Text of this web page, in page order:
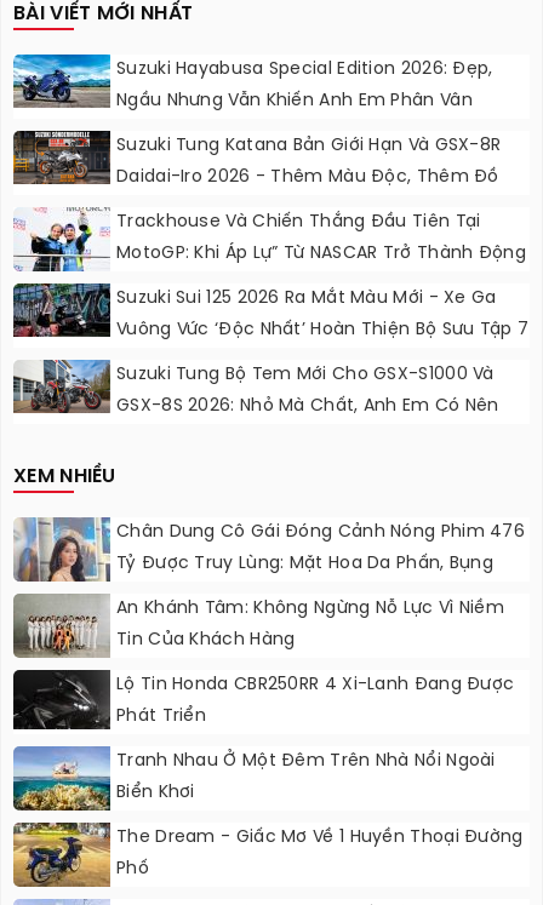
BÀI VIẾT MỚI NHẤT
Suzuki Hayabusa Special Edition 2026: Đẹp,
Ngầu Nhưng Vẫn Khiến Anh Em Phân Vân
Suzuki Tung Katana Bản Giới Hạn Và GSX-8R
Daidai-Iro 2026 - Thêm Màu Độc, Thêm Đồ
Chơi, Thêm Cá Tính
Trackhouse Và Chiến Thắng Đầu Tiên Tại
MotoGP: Khi Áp Lự” Từ NASCAR Trở Thành Động
Lực Ngọt Ngào
Suzuki Sui 125 2026 Ra Mắt Màu Mới - Xe Ga
Vuông Vức ‘độc Nhất’ Hoàn Thiện Bộ Sưu Tập 7
Sắc Cầu Vồng
Suzuki Tung Bộ Tem Mới Cho GSX-S1000 Và
GSX-8S 2026: Nhỏ Mà Chất, Anh Em Có Nên
XEM NHIỀU
Chân Dung Cô Gái Đóng Cảnh Nóng Phim 476
Tỷ Được Truy Lùng: Mặt Hoa Da Phấn, Bụng
“không Gợn Sóng”
An Khánh Tâm: Không Ngừng Nỗ Lực Vì Niềm
Tin Của Khách Hàng
Lộ Tin Honda CBR250RR 4 Xi-Lanh Đang Được
Phát Triển
Tranh Nhau Ở Một Đêm Trên Nhà Nổi Ngoài
Biển Khơi
The Dream - Giấc Mơ Về 1 Huyền Thoại Đường
Phố